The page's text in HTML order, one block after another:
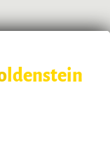
ldenstein